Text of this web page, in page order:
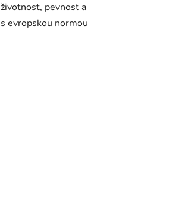
pevnost a
evropskou normou